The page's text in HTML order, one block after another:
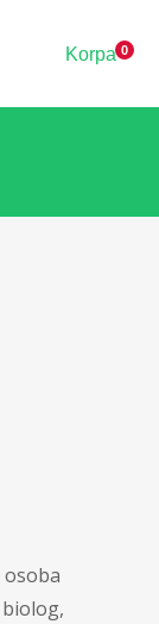
Korpa 0
osoba